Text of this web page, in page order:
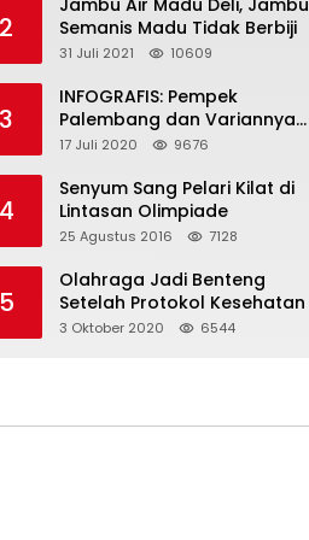
2
Jambu Air Madu Deli, Jambu
Semanis Madu Tidak Berbiji
31 Juli 2021 10609
3
INFOGRAFIS: Pempek
Palembang dan Variannya
yang Melegenda
17 Juli 2020 9676
4
Senyum Sang Pelari Kilat di
Lintasan Olimpiade
25 Agustus 2016 7128
5
Olahraga Jadi Benteng
Setelah Protokol Kesehatan
3 Oktober 2020 6544